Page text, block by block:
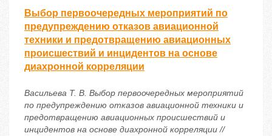
Выбор первоочередных мероприятий по
предупреждению отказов авиационной
техники и предотвращению авиационных
происшествий и инцидентов на основе
диахронной корреляции
Васильева Т. В. Выбор первоочередных мероприятий
по предупреждению отказов авиационной техники и
предотвращению авиационных происшествий и
инцидентов на основе диахронной корреляции //